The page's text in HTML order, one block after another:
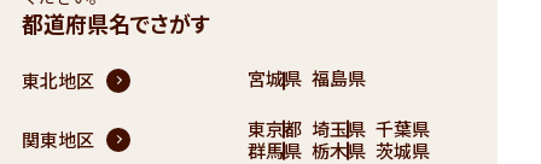
都道府県名でさがす
東北地区 宮城県 福島県
関東地区 東京都 埼玉県 千葉県
群馬県 栃木県 茨城県